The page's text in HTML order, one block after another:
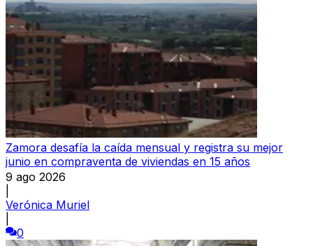
Zamora desafía la caída mensual y registra su mejor
junio en compraventa de viviendas en 15 años
9 ago 2026
Verónica Muriel
0